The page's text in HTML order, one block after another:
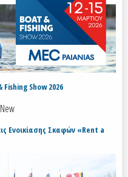
Show 2026
Ενοικίασης Σκαφών «Rent a